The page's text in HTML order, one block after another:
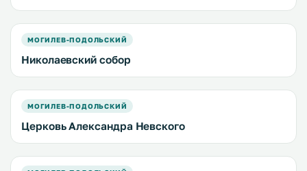
МОГИЛЕВ-ПОДОЛЬСКИЙ
Николаевский собор
МОГИЛЕВ-ПОДОЛЬСКИЙ
Церковь Александра Невского